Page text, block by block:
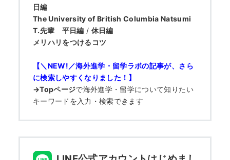
日編
The University of British Columbia Natsumi
T.先輩
平日編 / 休日編
メリハリをつけるコツ
【＼NEW!／海外進学・留学ラボの記事が、さら
に検索しやすくなりました！】
→Topページで海外進学・留学について知りたい
キーワードを入力・検索できます